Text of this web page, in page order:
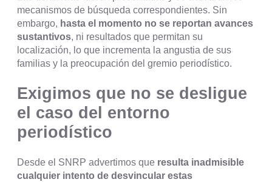
mecanismos de búsqueda correspondientes. Sin
embargo, hasta el momento no se reportan avances
sustantivos, ni resultados que permitan su
localización, lo que incrementa la angustia de sus
familias y la preocupación del gremio periodístico.
Exigimos que no se desligue
el caso del entorno
periodístico
Desde el SNRP advertimos que resulta inadmisible
cualquier intento de desvincular estas